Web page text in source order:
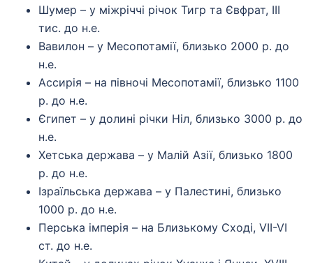
Шумер – у міжріччі річок Тигр та Євфрат, ІІІ
тис. до н.е.
Вавилон – у Месопотамії, близько 2000 р. до
н.е.
Ассирія – на півночі Месопотамії, близько 1100
р. до н.е.
Єгипет – у долині річки Ніл, близько 3000 р. до
н.е.
Хетська держава – у Малій Азії, близько 1800
р. до н.е.
Ізраїльська держава – у Палестині, близько
1000 р. до н.е.
Перська імперія – на Близькому Сході, VII-VI
ст. до н.е.